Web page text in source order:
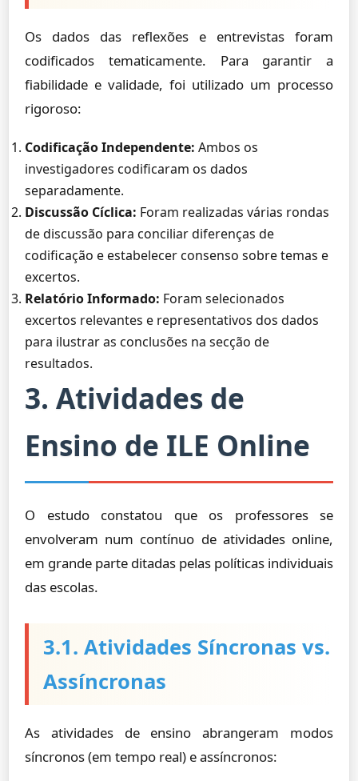
Os dados das reflexões e entrevistas foram
codificados tematicamente. Para garantir a
fiabilidade e validade, foi utilizado um processo
rigoroso:
Codificação Independente: Ambos os
investigadores codificaram os dados
separadamente.
Discussão Cíclica: Foram realizadas várias rondas
de discussão para conciliar diferenças de
codificação e estabelecer consenso sobre temas e
excertos.
Relatório Informado: Foram selecionados
excertos relevantes e representativos dos dados
para ilustrar as conclusões na secção de
resultados.
3. Atividades de
Ensino de ILE Online
O estudo constatou que os professores se
envolveram num contínuo de atividades online,
em grande parte ditadas pelas políticas individuais
das escolas.
3.1. Atividades Síncronas vs.
Assíncronas
As atividades de ensino abrangeram modos
síncronos (em tempo real) e assíncronos: